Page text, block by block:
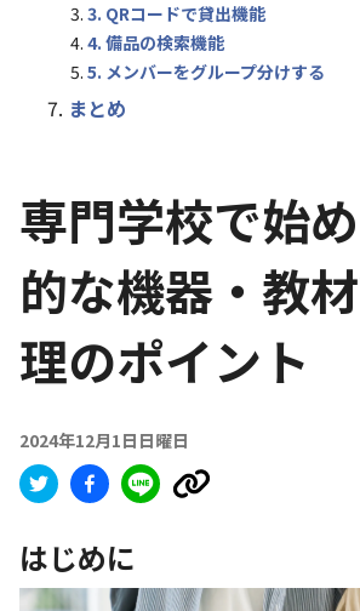
3. QRコードで貸出機能
4. 備品の検索機能
5. メンバーをグループ分けする
まとめ
専門学校で始
的な機器・教
理のポイント
2024年12月1日日曜日
はじめに